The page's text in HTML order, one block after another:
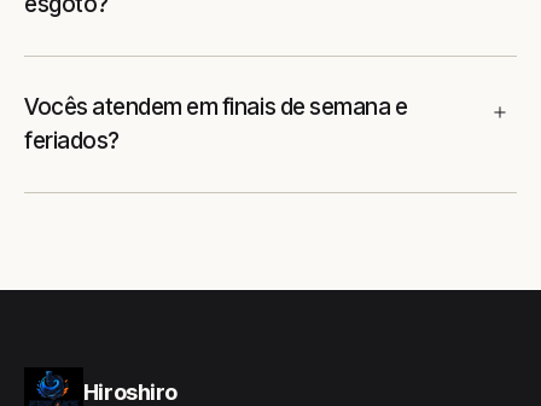
Vocês atendem em finais de semana e
feriados?
Hiroshiro